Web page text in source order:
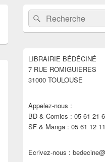
Zone
principale
de
widget
barre
latérale
Recherche :Rechercher
LIBRAIRIE BÉDÉCINÉ
7 RUE ROMIGUIÈRES
31000 TOULOUSE
Appelez-nous :
BD & Comics : 05 61 21
SF & Manga : 05 61 12
Ecrivez-nous :